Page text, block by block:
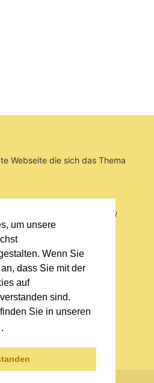
um unsere
Wenn Sie
dass Sie mit der
auf
sind.
Sie in unseren
.
Webseite die sich das Thema
www.bierkreiszeichen.at/